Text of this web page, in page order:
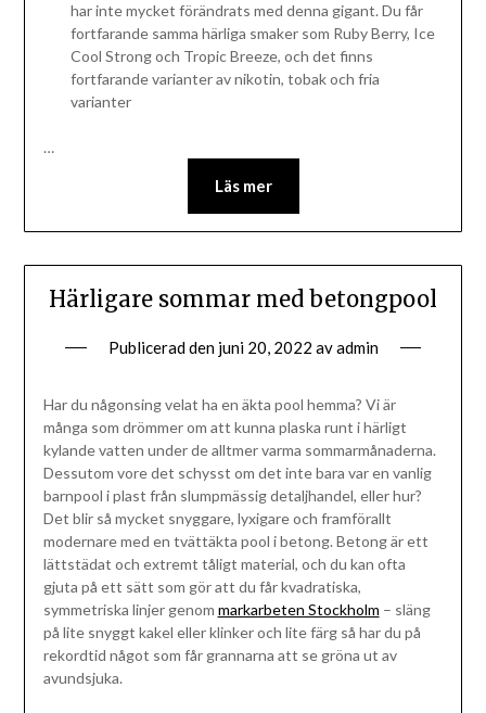
har inte mycket förändrats med denna gigant. Du får
fortfarande samma härliga smaker som Ruby Berry, Ice
Cool Strong och Tropic Breeze, och det finns
fortfarande varianter av nikotin, tobak och fria
varianter
…
Läs mer
Härligare sommar med betongpool
Publicerad den juni 20, 2022 avadmin
Har du någonsing velat ha en äkta pool hemma? Vi är
många som drömmer om att kunna plaska runt i härligt
kylande vatten under de alltmer varma sommarmånaderna.
Dessutom vore det schysst om det inte bara var en vanlig
barnpool i plast från slumpmässig detaljhandel, eller hur?
Det blir så mycket snyggare, lyxigare och framförallt
modernare med en tvättäkta pool i betong. Betong är ett
lättstädat och extremt tåligt material, och du kan ofta
gjuta på ett sätt som gör att du får kvadratiska,
symmetriska linjer genom markarbeten Stockholm – släng
på lite snyggt kakel eller klinker och lite färg så har du på
rekordtid något som får grannarna att se gröna ut av
avundsjuka.